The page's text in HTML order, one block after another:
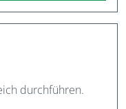
durchführen.